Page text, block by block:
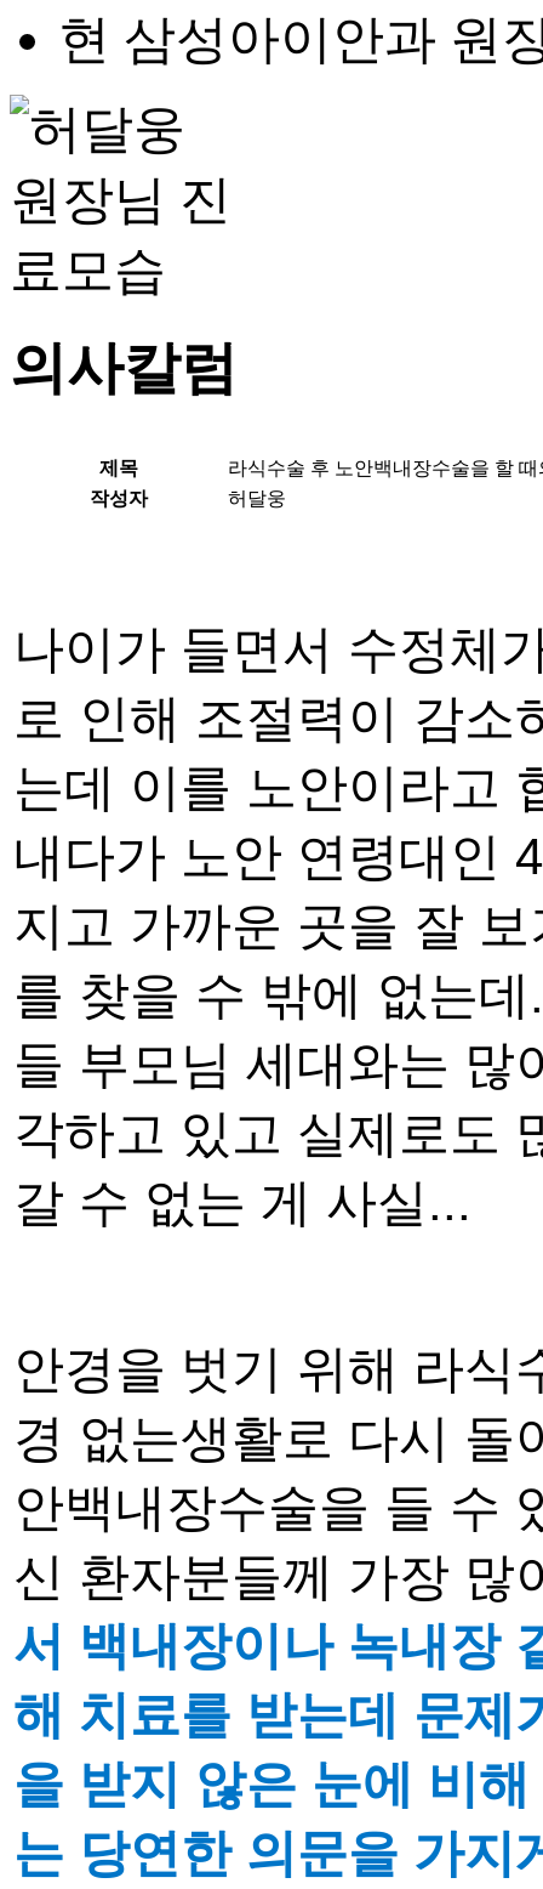
현 삼성아이안과 원
의사칼럼
제목
라식수술 후 노안백내장수술을 할
작성자
허달웅
나이가 들면서 수정체
로 인해 조절력이 감소
는데 이를 노안이라고
내다가 노안 연령대인
지고 가까운 곳을 잘
를 찾을 수 밖에 없는
들 부모님 세대와는
각하고 있고 실제로도
갈 수 없는 게 사실...
안경을 벗기 위해 라
경 없는생활로 다시
안백내장수술을 들 수
신 환자분들께 가장
서 백내장이나 녹내장
해 치료를 받는데 문제
을 받지 않은 눈에 비
는 당연한 의문을 가지